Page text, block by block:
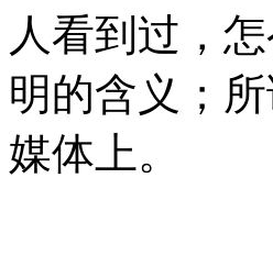
人看到过，
明的含义；
媒体上。